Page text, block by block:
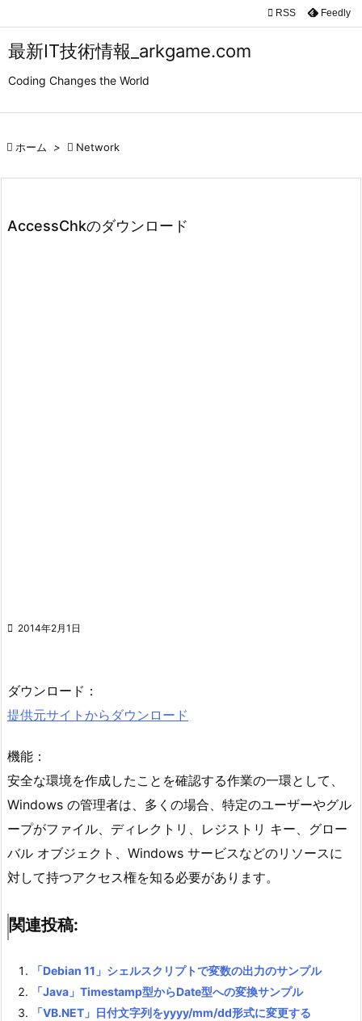
最新IT技術情報_arkgame.com
Coding Changes the World


 RSS Feedly
 ホーム >  Network
AccessChkのダウンロード
 2014年2月1日
ダウンロード：
提供元サイトからダウンロード
機能：
安全な環境を作成したことを確認する作業の一環として、
Windows の管理者は、多くの場合、特定のユーザーやグル
ープがファイル、ディレクトリ、レジストリ キー、グロー
バル オブジェクト、Windows サービスなどのリソースに
対して持つアクセス権を知る必要があります。
関連投稿:
「Debian 11」シェルスクリプトで変数の出力のサンプル
「Java」Timestamp型からDate型への変換サンプル
「VB.NET」日付文字列をyyyy/mm/dd形式に変更する